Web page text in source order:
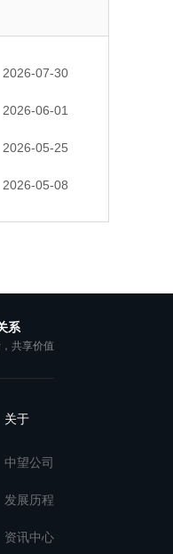
2026-07-30
2026-06-01
2026-05-25
2026-05-08
系
共享价值
关于
中望公司
发展历程
资讯中心